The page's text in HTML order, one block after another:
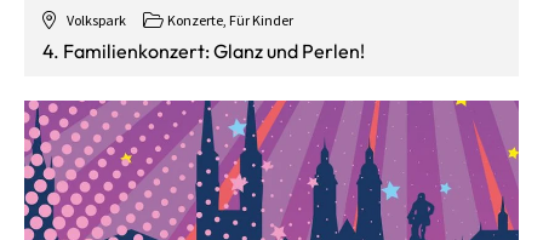
Volkspark Konzerte Für Kinder
4. Familienkonzert: Glanz und Perlen!